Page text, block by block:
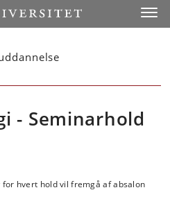
- Seminarhold
hvert hold vil fremgå af absalon